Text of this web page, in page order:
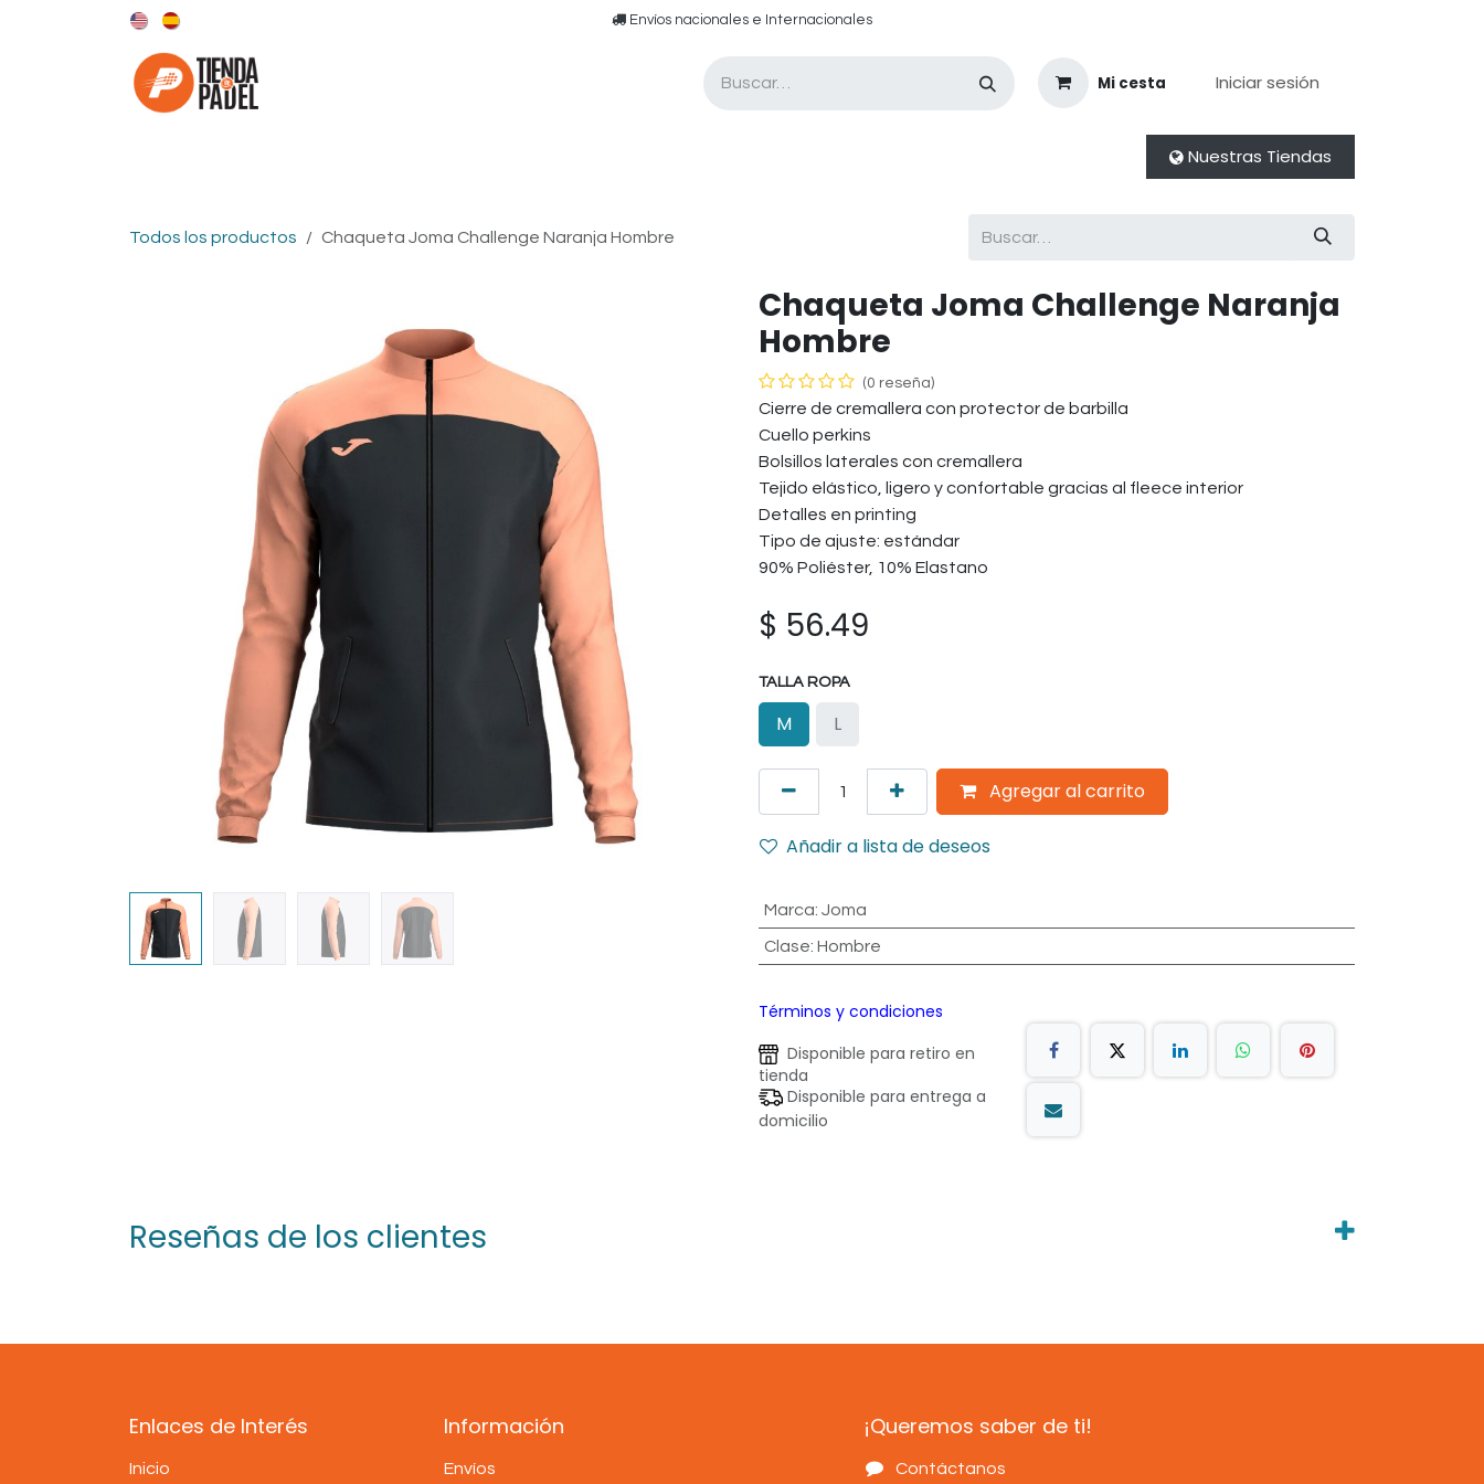
​​ E​nvíos nacionales e ​​​Internacionales​
Mi cesta Iniciar sesión
Nuestras Tiendas
Todos los productos Chaqueta Joma Challenge Naranja Hombre
Chaqueta Joma Challenge Naranja
Hombre
(0 reseña)
Cierre de cremallera con protector de barbilla
Cuello perkins
Bolsillos laterales con cremallera
Tejido elástico, ligero y confortable gracias al fleece interior
Detalles en printing
Tipo de ajuste: estándar
90% Poliéster, 10% Elastano
$ 56.49
TALLA ROPA
M L
Agregar al carrito
Añadir a lista de deseos
Marca: Joma
Clase: Hombre
Términos y condiciones
Disponible para retiro en
tienda
Disponible para entrega a
domicilio
Reseñas de los clientes
Enlaces de Interés
Inicio
Información
Envíos
¡Queremos saber de ti!
Contáctanos